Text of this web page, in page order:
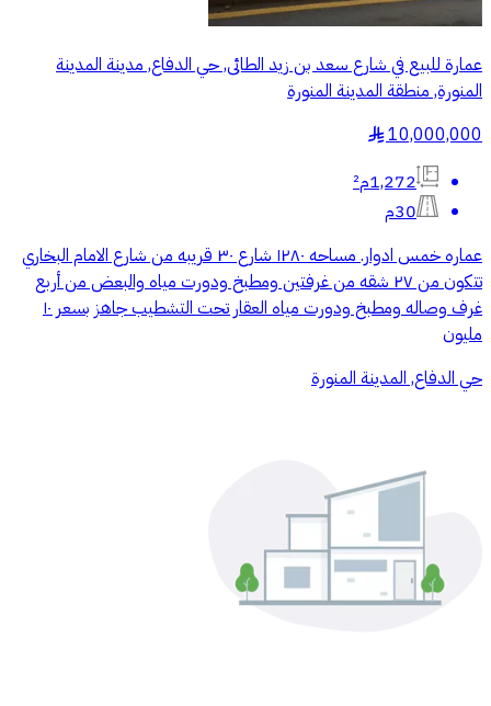
عمارة للبيع في شارع سعد بن زيد الطائى, حي الدفاع, مدينة المدينة
المنورة, منطقة المدينة المنورة
10,000,000
§
1,272م²
30م
عماره خمس ادوار. مساحه ١٢٨٠ شارع ٣٠ قريبه من شارع الامام البخاري
تتكون من ٢٧ شقه من غرفتين ومطبخ ودورت مياه والبعض من أربع
غرف وصاله ومطبخ ودورت مياه العقار تحت التشطيب جاهز بسعر ١٠
مليون
حي الدفاع, المدينة المنورة